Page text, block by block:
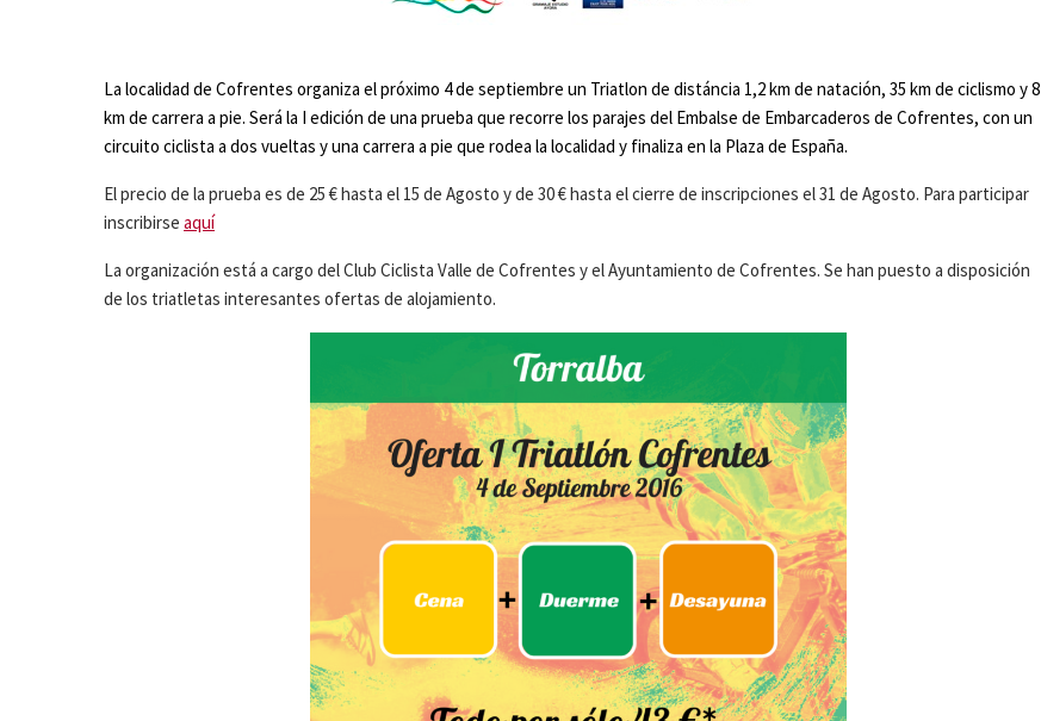
La localidad de Cofrentes organiza el próximo 4 de septiembre un Triatlon de distáncia 1,2 km de natación, 35 km de ciclismo y 8
km de carrera a pie. Será la I edición de una prueba que recorre los parajes del Embalse de Embarcaderos de Cofrentes, con un
circuito ciclista a dos vueltas y una carrera a pie que rodea la localidad y finaliza en la Plaza de España.
El precio de la prueba es de 25 € hasta el 15 de Agosto y de 30 € hasta el cierre de inscripciones el 31 de Agosto. Para participar
inscribirse aquí
La organización está a cargo del Club Ciclista Valle de Cofrentes y el Ayuntamiento de Cofrentes. Se han puesto a disposición
de los triatletas interesantes ofertas de alojamiento.